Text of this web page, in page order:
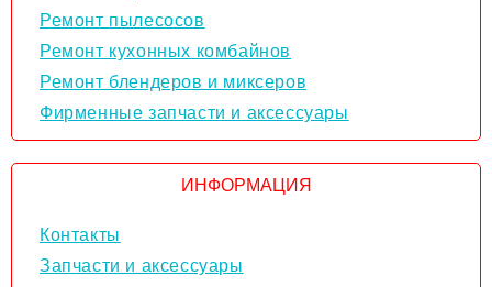
Ремонт пылесосов
Ремонт кухонных комбайнов
Ремонт блендеров и миксеров
Фирменные запчасти и аксессуары
ИНФОРМАЦИЯ
Контакты
Запчасти и аксессуары